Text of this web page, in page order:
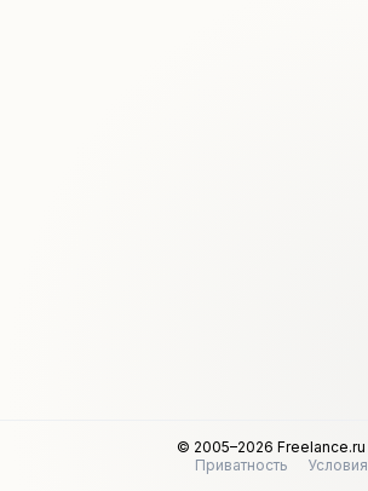
© 2005–2026 Freelance.ru
Приватность
Условия